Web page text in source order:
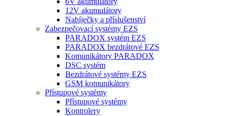
12V akumulátory
Nabíječky a příslušenství
Zabezpečovací systémy EZS
PARADOX systém EZS
PARADOX bezdrátové EZS
Komunikátory PARADOX
DSC systém
Bezdrátové systémy EZS
GSM komunikátory
Přístupové systémy
Přístupové systémy
Kontrolery